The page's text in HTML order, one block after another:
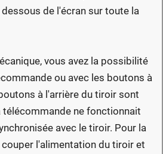
de l'écran sur toute la
vous avez la possibilité
ou avec les boutons à
à l'arrière du tiroir sont
ne fonctionnait
avec le tiroir. Pour la
l'alimentation du tiroir et